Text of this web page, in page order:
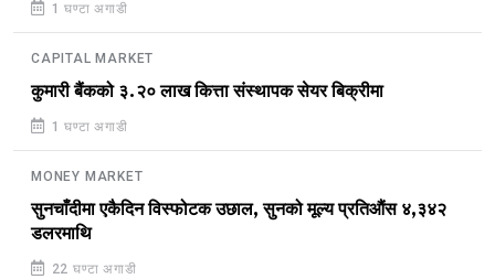
1 घण्टा अगाडी
CAPITAL MARKET
कुमारी बैंकको ३.२० लाख कित्ता संस्थापक सेयर बिक्रीमा
1 घण्टा अगाडी
MONEY MARKET
सुनचाँदीमा एकैदिन विस्फोटक उछाल, सुनको मूल्य प्रतिऔंस ४,३४२
डलरमाथि
22 घण्टा अगाडी